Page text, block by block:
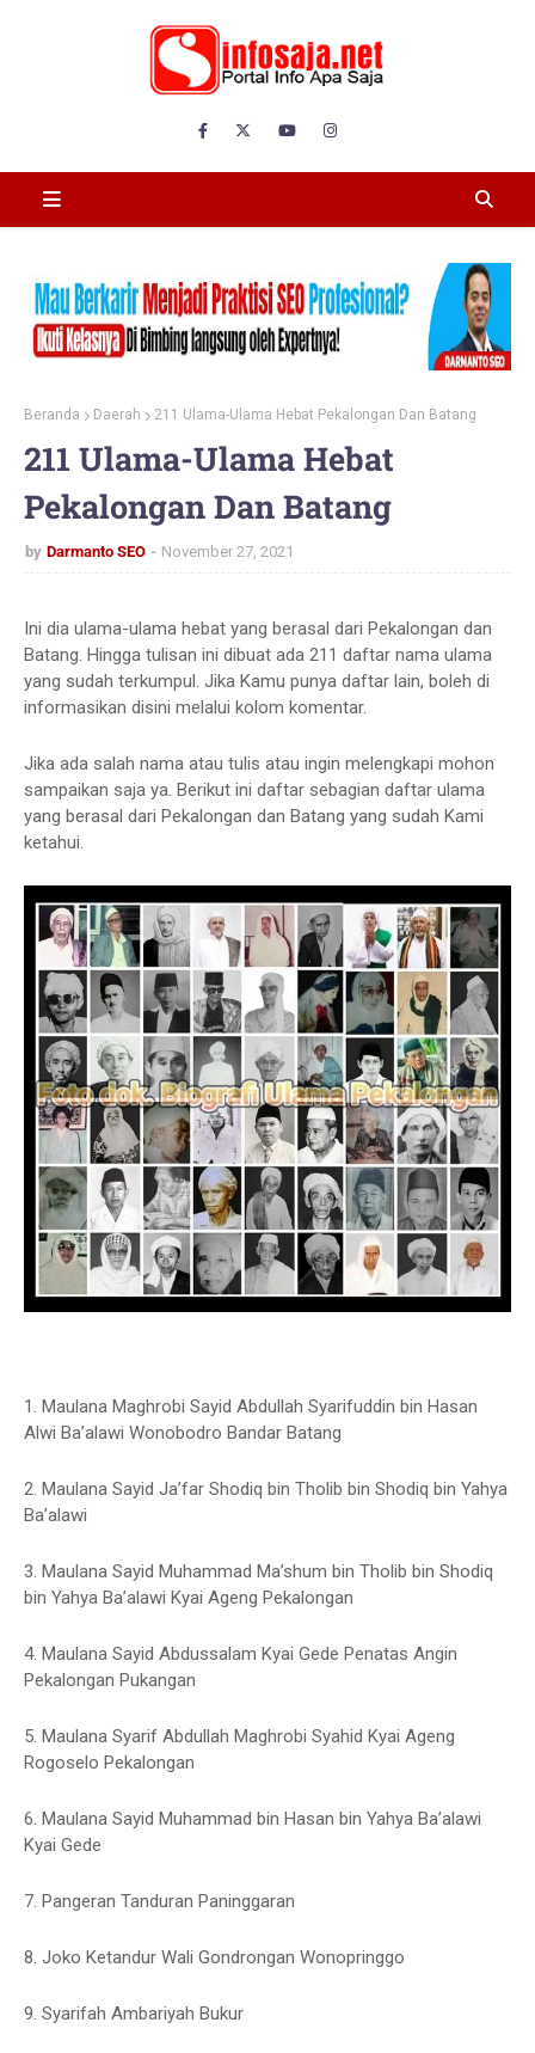
Beranda Daerah 211 Ulama-Ulama Hebat Pekalongan Dan Batang
211 Ulama-Ulama Hebat
Pekalongan Dan Batang
by Darmanto SEO November 27, 2021
Ini dia ulama-ulama hebat yang berasal dari Pekalongan dan
Batang. Hingga tulisan ini dibuat ada 211 daftar nama ulama
yang sudah terkumpul. Jika Kamu punya daftar lain, boleh di
informasikan disini melalui kolom komentar.
Jika ada salah nama atau tulis atau ingin melengkapi mohon
sampaikan saja ya. Berikut ini daftar sebagian daftar ulama
yang berasal dari Pekalongan dan Batang yang sudah Kami
ketahui.
1. Maulana Maghrobi Sayid Abdullah Syarifuddin bin Hasan
Alwi Ba’alawi Wonobodro Bandar Batang
2. Maulana Sayid Ja’far Shodiq bin Tholib bin Shodiq bin Yahya
Ba’alawi
3. Maulana Sayid Muhammad Ma’shum bin Tholib bin Shodiq
bin Yahya Ba’alawi Kyai Ageng Pekalongan
4. Maulana Sayid Abdussalam Kyai Gede Penatas Angin
Pekalongan Pukangan
5. Maulana Syarif Abdullah Maghrobi Syahid Kyai Ageng
Rogoselo Pekalongan
6. Maulana Sayid Muhammad bin Hasan bin Yahya Ba’alawi
Kyai Gede
7. Pangeran Tanduran Paninggaran
8. Joko Ketandur Wali Gondrongan Wonopringgo
9. Syarifah Ambariyah Bukur